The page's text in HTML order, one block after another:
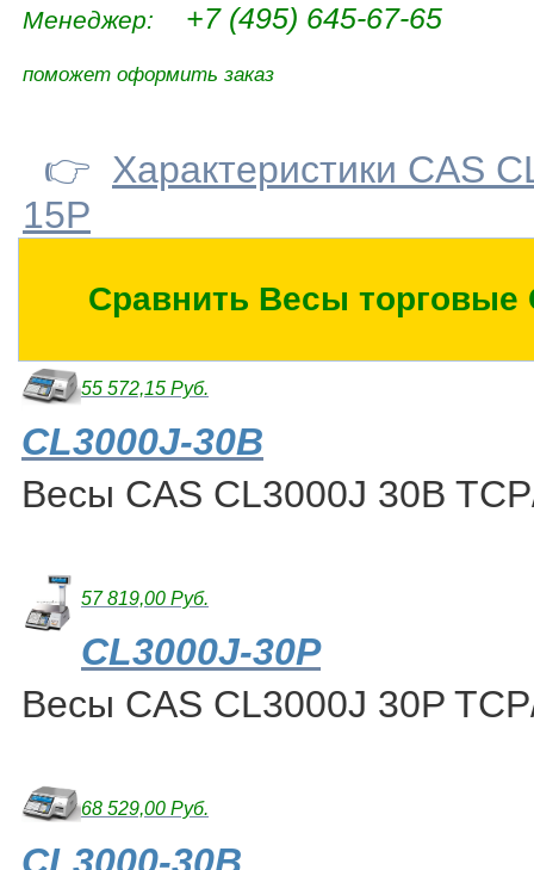
Менеджер: +7 (495) 645-67-65
поможет оформить заказ
👉 Характеристики CAS
15P
Сравнить Весы торговые
55 572,15 Руб.
CL3000J-30B
Весы CAS CL3000J 30B
57 819,00 Руб.
CL3000J-30P
Весы CAS CL3000J 30P
68 529,00 Руб.